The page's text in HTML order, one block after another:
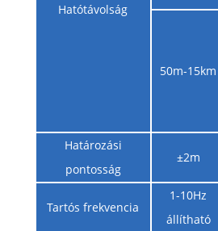
Hatótávolság
50m-15km
Határozási
pontosság
±2m
Tartós frekvencia
1-10Hz
állítható